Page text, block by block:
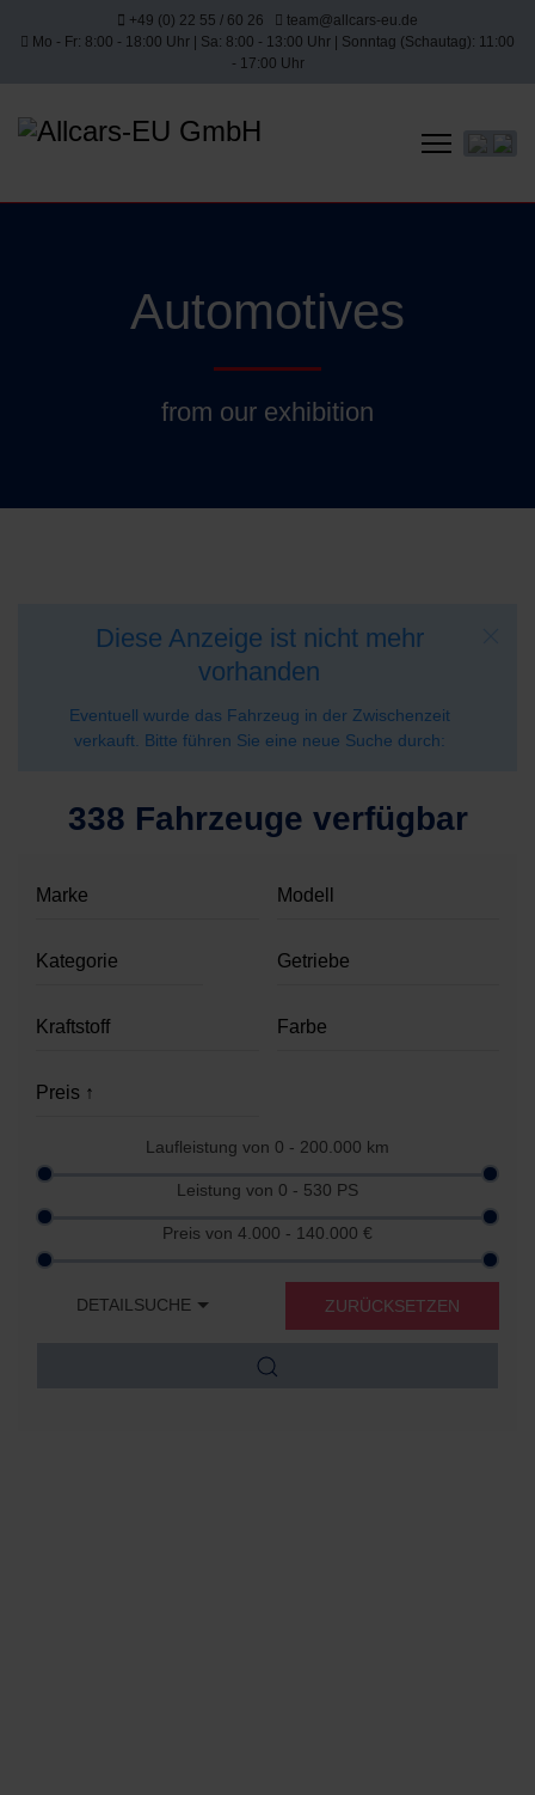
+49 (0) 22 55 / 60 26
team@allcars-eu.de
Mo - Fr: 8:00 - 18:00 Uhr | Sa: 8:00 - 13:00 Uhr | Sonntag (Schautag): 11:00
- 17:00 Uhr
Select
Automotives
from our exhibition
Diese Anzeige ist nicht mehr
vorhanden
Eventuell wurde das Fahrzeug in der Zwischenzeit
verkauft. Bitte führen Sie eine neue Suche durch:
338 Fahrzeuge verfügbar
Laufleistung von 0 - 200.000 km
Leistung von 0 - 530 PS
Preis von 4.000 - 140.000 €
DETAILSUCHE ZURÜCKSETZEN